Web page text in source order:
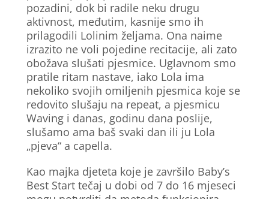
pozadini, dok bi radile neku drugu
aktivnost, međutim, kasnije smo ih
prilagodili Lolinim željama. Ona naime
izrazito ne voli pojedine recitacije, ali zato
obožava slušati pjesmice. Uglavnom smo
pratile ritam nastave, iako Lola ima
nekoliko svojih omiljenih pjesmica koje se
redovito slušaju na repeat, a pjesmicu
Waving i danas, godinu dana poslije,
slušamo ama baš svaki dan ili ju Lola
„pjeva“ a capella.
Kao majka djeteta koje je završilo Baby’s
Best Start tečaj u dobi od 7 do 16 mjeseci